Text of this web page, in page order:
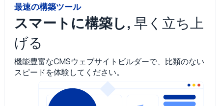
最速の構築ツール
スマートに構築し, 早く立ち上
げる
機能豊富なCMSウェブサイトビルダーで、比類のない
スピードを体験してください。